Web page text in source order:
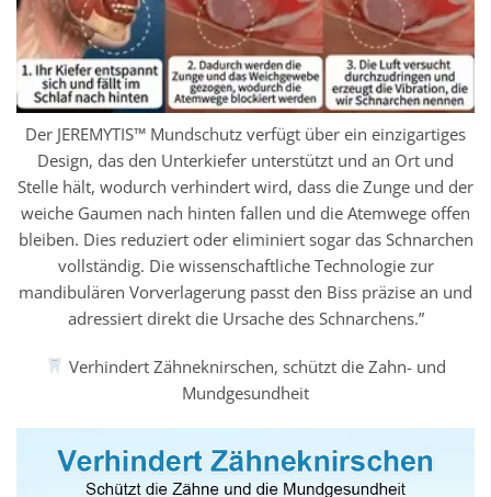
Der JEREMYTIS™ Mundschutz verfügt über ein einzigartiges
Design, das den Unterkiefer unterstützt und an Ort und
Stelle hält, wodurch verhindert wird, dass die Zunge und der
weiche Gaumen nach hinten fallen und die Atemwege offen
bleiben. Dies reduziert oder eliminiert sogar das Schnarchen
vollständig. Die wissenschaftliche Technologie zur
mandibulären Vorverlagerung passt den Biss präzise an und
adressiert direkt die Ursache des Schnarchens.”
Verhindert Zähneknirschen, schützt die Zahn- und
Mundgesundheit